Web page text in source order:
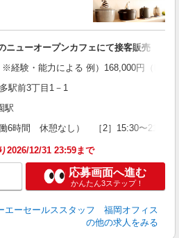
ニューオープンカフェにて接客販売
経験・能力による 例）168,000円（時給
駅前3丁目1－1
駅
働6時間 休憩なし） ［2］15:30〜
2026/12/31 23:59まで
応募画面へ進む
かんたん3ステップ！
エーセールススタッフ 福岡オフィス
の他の求人をみる